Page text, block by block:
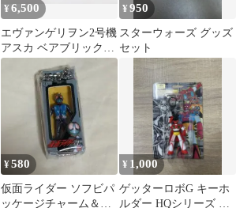
¥6,500
エヴァンゲリヲン2号機
アスカ ベアブリックセ
ットC BE@RBRICK
¥950
スターウォーズ グッズ
セット
¥580
仮面ライダー ソフビパ
ッケージチャーム＆チ
¥ 1,000
ゲッターロボG キーホ
ルダー HQシリーズ ユ